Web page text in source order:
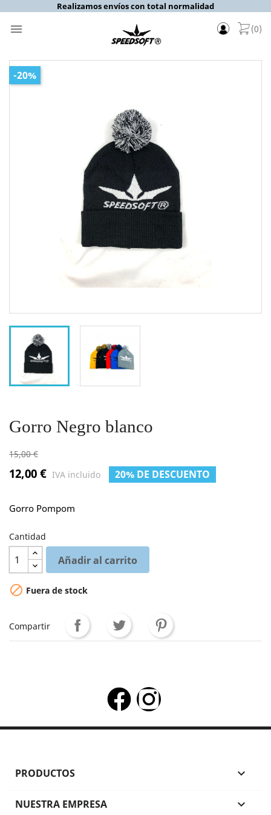
Realizamos envíos con total normalidad
 (0)
-20%
Gorro Negro blanco
15,00 €
12,00 € IVA incluido 20% DE DESCUENTO
Gorro Pompom
Cantidad
Añadir al carrito
 Fuera de stock
Compartir
PRODUCTOS 
NUESTRA EMPRESA 